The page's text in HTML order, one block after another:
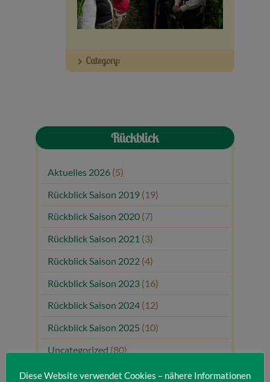
Veranstaltungen
Baumpaten
Category:
Rückblick
Aktuelles 2026 (5)
Rückblick Saison 2019 (19)
Rückblick Saison 2020 (7)
Rückblick Saison 2021 (3)
Rückblick Saison 2022 (4)
Rückblick Saison 2023 (16)
Rückblick Saison 2024 (12)
Rückblick Saison 2025 (10)
Uncategorized (80)
Unsere Gäste(1)
Diese Website verwendet Cookies – nähere Informationen